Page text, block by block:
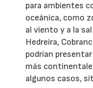
para ambientes
oceánica, como
al viento y a la
Hedreira,
podrían
más
algunos casos,